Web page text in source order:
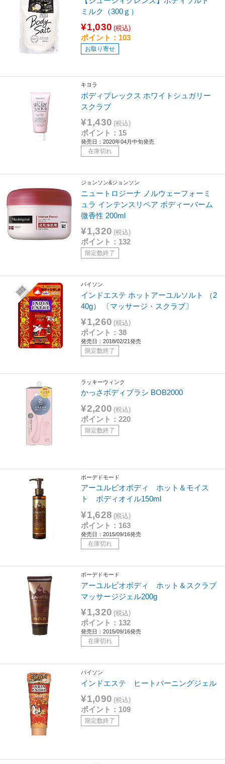
ミルク（300ｇ）
¥1,030 (税込)
ポイント：103
お取り寄せ
キヨラ
ボディプレックス ホワイトシュガリー
スクラブ
¥1,430 (税込)
ポイント：15
発売日：2020年04月中旬発売
在庫切れ
ジョンソン&ジョンソン
ニュートロジーナ ノルウェーフォーミ
ュラ インテンスリペア ボディーバーム
微香性 200ml
¥1,320 (税込)
ポイント：132
限定数終了
バイソン
インドエステ ホットアーユルソルト （2
40g） 〔マッサージ・スクラブ〕
¥1,260 (税込)
ポイント：38
発売日：2018/02/21発売
限定数終了
ラッキーウィンク
かっさボディブラシ BOB2000
¥2,200 (税込)
ポイント：220
限定数終了
ボーデドモード
アーユルビオボディ ホット＆モイス
ト ボディオイル150ml
¥1,628 (税込)
ポイント：163
発売日：2015/09/16発売
在庫切れ
ボーデドモード
アーユルビオボディ ホット＆スクラブ
マッサージジェル200g
¥1,320 (税込)
ポイント：132
発売日：2015/09/16発売
在庫切れ
バイソン
インドエステ ヒートバーニングジェル
¥1,090 (税込)
ポイント：109
限定数終了